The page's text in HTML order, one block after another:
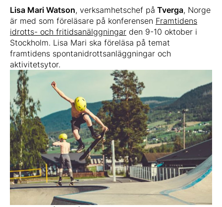
Lisa Mari Watson, verksamhetschef på Tverga, Norge
är med som föreläsare på konferensen Framtidens
idrotts- och fritidsanälggningar den 9-10 oktober i
Stockholm. Lisa Mari ska föreläsa på temat
framtidens spontanidrottsanläggningar och
aktivitetsytor.